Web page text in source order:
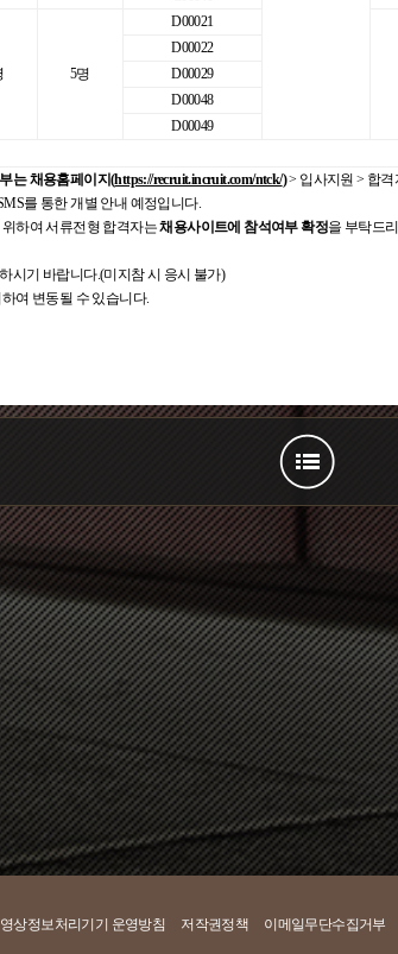
5명
D00021
D00022
D00029
D00048
D00049
는 채용홈페이지(https://recruit.incruit.com/ntck/)> 입사지원 > 합
를 통한 개별 안내 예정입니다.
하여 서류전형 합격자는채용사이트에 참석여부 확정을 부탁드
하시기 바랍니다.(미지참 시 응시 불가)
여 변동될 수 있습니다.
영상정보처리기기 운영방침 저작권정책 이메일무단수집거부